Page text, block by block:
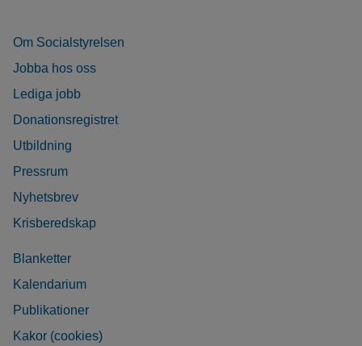
Om Socialstyrelsen
Jobba hos oss
Lediga jobb
Donationsregistret
Utbildning
Pressrum
Nyhetsbrev
Krisberedskap
Blanketter
Kalendarium
Publikationer
Kakor (cookies)